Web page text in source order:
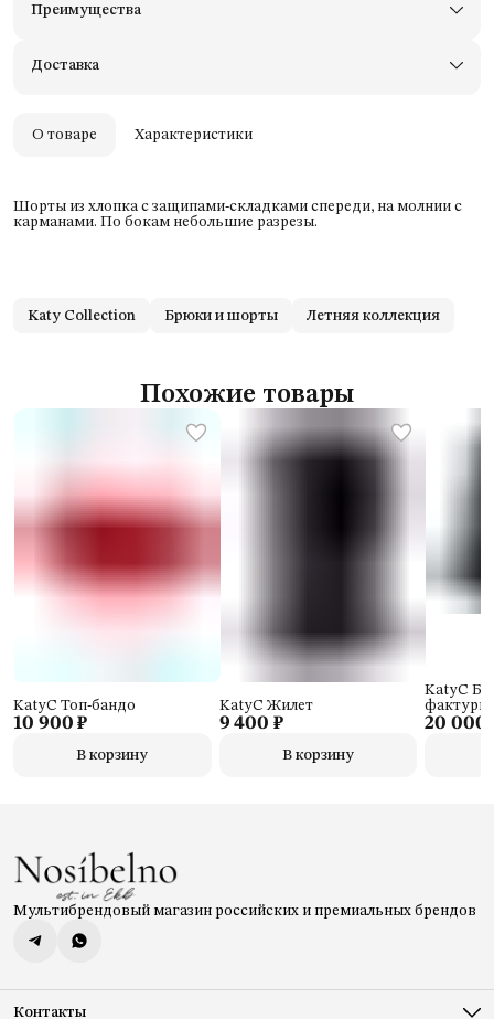
Преимущества
Оплата — картой, СБП или наличными
Доставка
О товаре Характеристики
Шорты из хлопка с защипами-складками спереди, на молнии с
карманами. По бокам небольшие разрезы.
Katy Collection Брюки и шорты Летняя коллекция
Похожие товары
10 900 ₽
KatyC Топ-бандо
В корзину
9 400 ₽
KatyC Жилет
В корзину
20 000
KatyC
Мультибрендовый магазин российских и премиальных брендов
Контакты